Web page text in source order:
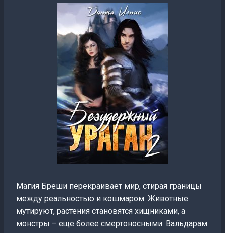
Магия Бреши перекраивает мир, стирая границы
между реальностью и кошмаром. Животные
мутируют, растения становятся хищниками, а
монстры – еще более смертоносными. Вальдарам